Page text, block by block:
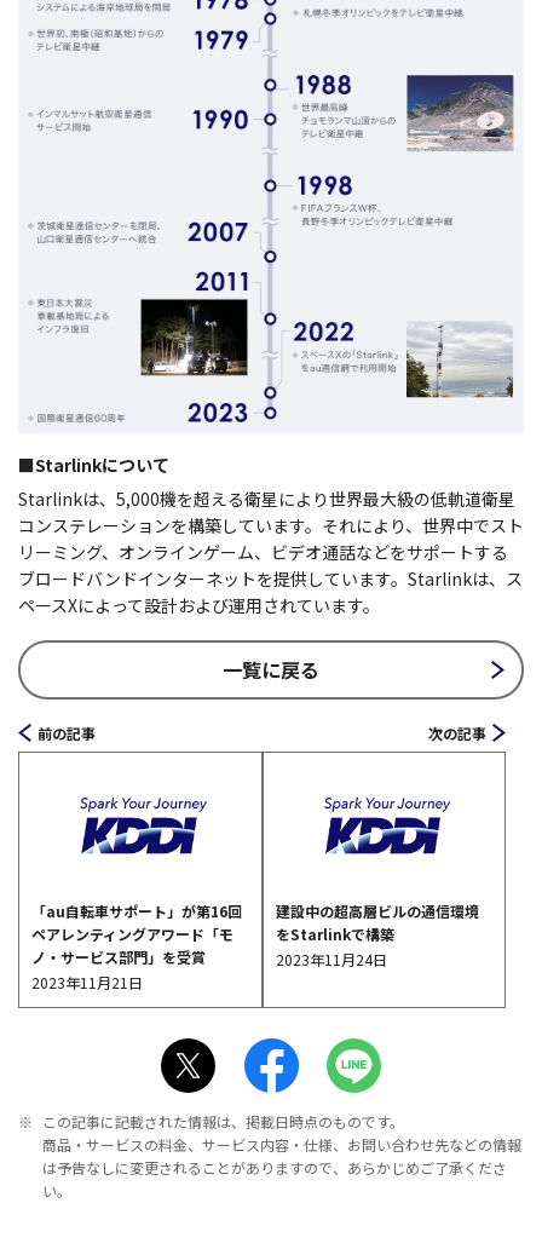
■Starlinkについて
Starlinkは、5,000機を超える衛星により世界最大級の低軌道衛星
コンステレーションを構築しています。それにより、世界中でスト
リーミング、オンラインゲーム、ビデオ通話などをサポートする
ブロードバンドインターネットを提供しています。Starlinkは、ス
ペースXによって設計および運用されています。
一覧に戻る
前の記事
「au自転車サポート」が第16回
ペアレンティングアワード「モ
ノ・サービス部門」を受賞
2023年11月21日
次の記事
建設中の超高層ビルの通信環境
をStarlinkで構築
2023年11月24日
※
この記事に記載された情報は、掲載日時点のものです。
商品・サービスの料金、サービス内容・仕様、お問い合わせ先などの情報
は予告なしに変更されることがありますので、あらかじめご了承くださ
い。